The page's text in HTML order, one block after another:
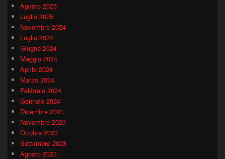
Agosto 2025
Luglio 2025
Novembre 2024
Luglio 2024
Giugno 2024
Maggio 2024
Aprile 2024
Marzo 2024
Febbraio 2024
Gennaio 2024
Dicembre 2023
Novembre 2023
Ottobre 2023
Settembre 2023
Agosto 2023